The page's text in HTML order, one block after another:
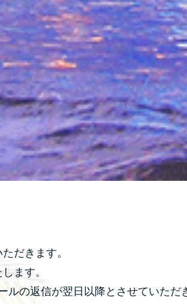
だきます。
ます。
ルの返信が翌日以降とさせていただ